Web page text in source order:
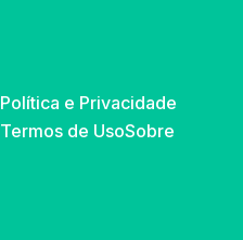
Política e Privacidade
Termos de UsoSobre